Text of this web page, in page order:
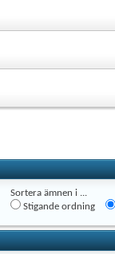
Sortera ämnen i ...
Stigande ordning